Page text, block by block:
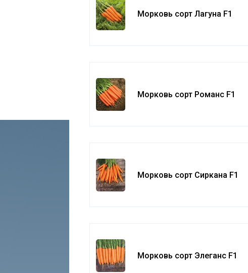
Морковь сорт Лагуна F1
Морковь сорт Романс F1
Морковь сорт Сиркана F1
Морковь сорт Элеганс F1